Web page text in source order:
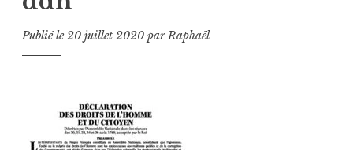
Publié le20 juillet 2020 parRaphaël